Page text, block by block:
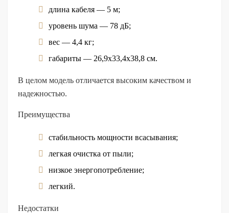
длина кабеля — 5 м;
уровень шума — 78 дБ;
вес — 4,4 кг;
габариты — 26,9х33,4х38,8 см.
В целом модель отличается высоким качеством и
надежностью.
Преимущества
стабильность мощности всасывания;
легкая очистка от пыли;
низкое энергопотребление;
легкий.
Недостатки